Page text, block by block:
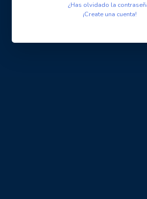
¿Has olvidado la
¡Create una cuenta!